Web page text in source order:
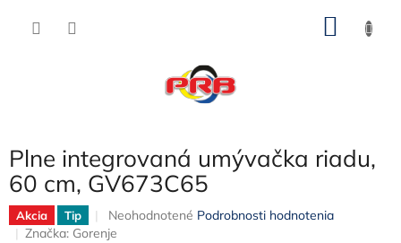
Plne integrovaná umývačka riadu,
60 cm, GV673C65
Akcia Tip
Priemerné
hodnotenie
Neohodnotené Podrobnosti hodnotenia
Značka: Gorenje